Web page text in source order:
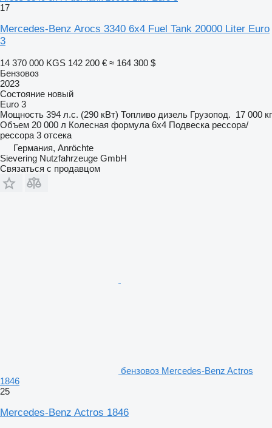
17
Mercedes-Benz Arocs 3340 6x4 Fuel Tank 20000 Liter Euro
3
14 370 000 KGS 142 200 € ≈ 164 300 $
Бензовоз
2023
Состояние новый
Euro 3
Мощность 394 л.с. (290 кВт) Топливо дизель Грузопод. 17 000 кг
Объем 20 000 л Колесная формула 6x4 Подвеска рессора/
рессора 3 отсека
Германия, Anröchte
Sievering Nutzfahrzeuge GmbH
Связаться с продавцом
бензовоз Mercedes-Benz Actros
1846
25
Mercedes-Benz Actros 1846